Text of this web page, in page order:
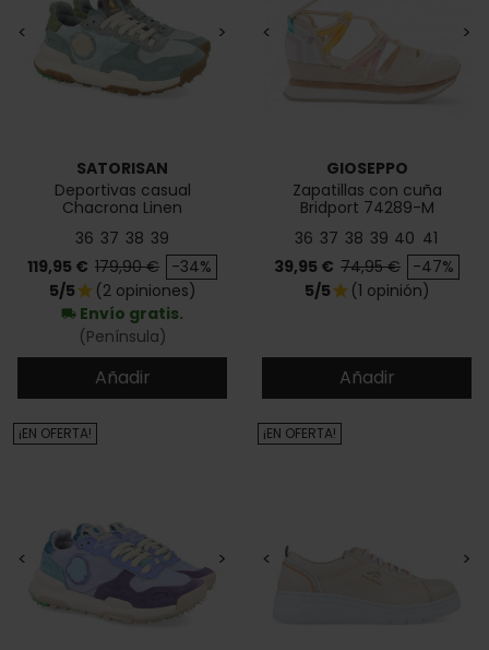
< >
SATORISAN
Deportivas casual
Chacrona Linen
36 37 38 39
Precio
119,95 € Precio base
179,90 € -34%
5/5star (2 opiniones)
local_shipping Envío gratis.
(Península)
Añadir
< >
GIOSEPPO
Zapatillas con cuña
Bridport 74289-M
36 37 38 39 40 41
Precio
39,95 € Precio base
74,95 € -47%
5/5star (1 opinión)
Añadir
< >
¡EN OFERTA!
< >
¡EN OFERTA!